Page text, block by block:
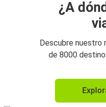
¿A
Descubre nuestro
de 8000